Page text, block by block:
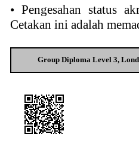
• Pengesahan status
Cetakan ini adalah
Group Diploma Level 3,